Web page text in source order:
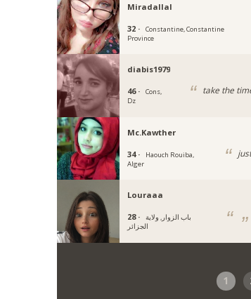
Miradallal
32 ·
Constantine, Constantine
Province
diabis1979
46 ·
Cons,
Dz
take the
Mc.Kawther
34 ·
Haouch Rouiba,
Alger
Louraaa
28 ·
باب الزوار, ولاية
الجزائر
1